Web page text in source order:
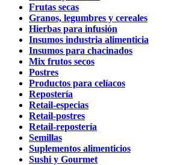
Frutas secas
Granos, legumbres y cereales
Hierbas para infusión
Insumos industria alimenticia
Insumos para chacinados
Mix frutos secos
Postres
Productos para celíacos
Repostería
Retail-especias
Retail-postres
Retail-repostería
Semillas
Suplementos alimenticios
Sushi y Gourmet